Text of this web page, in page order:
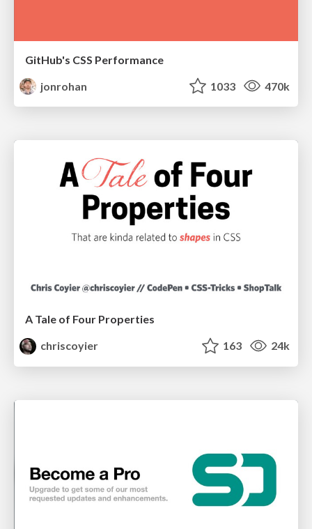
GitHub's CSS Performance
jonrohan
1033 470k
A Tale of Four Properties
chriscoyier
163 24k